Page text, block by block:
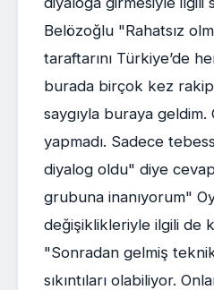
Belözoğlu "Rahatsız
taraftarını Türkiye’de
burada birçok kez
saygıyla buraya geldim.
yapmadı. Sadece
diyalog oldu" diye
grubuna inanıyorum"
değişiklikleriyle ilgili de
"Sonradan gelmiş
sıkıntıları olabiliyor.